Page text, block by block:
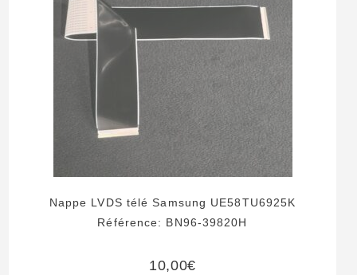
Nappe LVDS télé Samsung UE58TU6925K
Référence: BN96-39820H
10,00€